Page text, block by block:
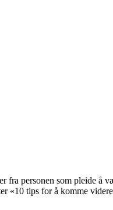
fra personen som pleide å
«10 tips for å komme